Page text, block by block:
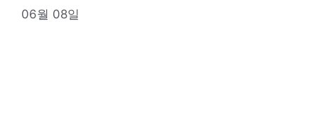
06월 08일